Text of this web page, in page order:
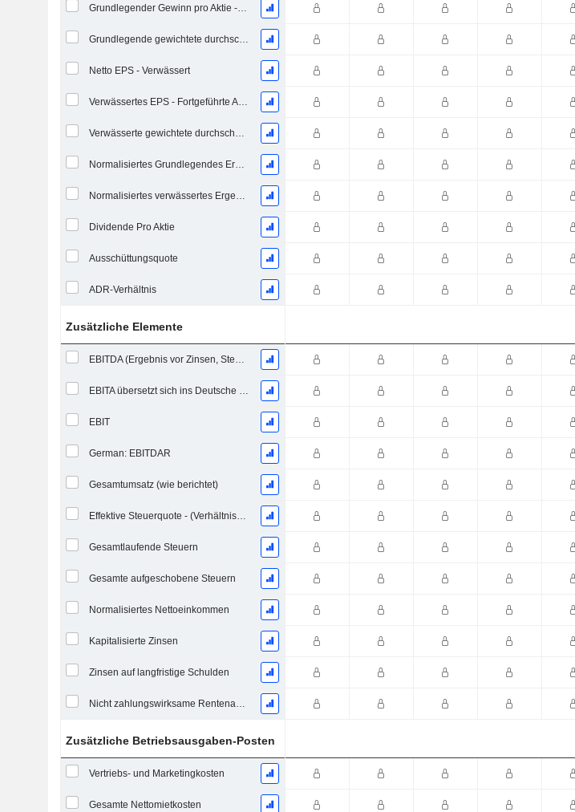
Grundlegender Gewinn pro Aktie - Fortlaufende Geschäftstätigkeit
Grundlegende gewichtete durchschnittliche ausstehende Aktien
Netto EPS - Verwässert
Verwässertes EPS - Fortgeführte Aktivitäten
Verwässerte gewichtete durchschnittliche ausstehende Aktien
Normalisiertes Grundlegendes Ergebnis je Aktie
Normalisiertes verwässertes Ergebnis pro Aktie
Dividende Pro Aktie
Ausschüttungsquote
ADR-Verhältnis
Zusätzliche Elemente
EBITDA (Ergebnis vor Zinsen, Steuern, Abschreibungen auf immaterielle Vermögenswerte und Sachanlagen)
EBITA übersetzt sich ins Deutsche als "Ergebnis vor Zinsen, Steuern und Abschreibungen".
EBIT
German: EBITDAR
Gesamtumsatz (wie berichtet)
Effektive Steuerquote - (Verhältniszahl)
Gesamtlaufende Steuern
Gesamte aufgeschobene Steuern
Normalisiertes Nettoeinkommen
Kapitalisierte Zinsen
Zinsen auf langfristige Schulden
Nicht zahlungswirksame Rentenaufwendungen
Zusätzliche Betriebsausgaben-Posten
Vertriebs- und Marketingkosten
Gesamte Nettomietkosten